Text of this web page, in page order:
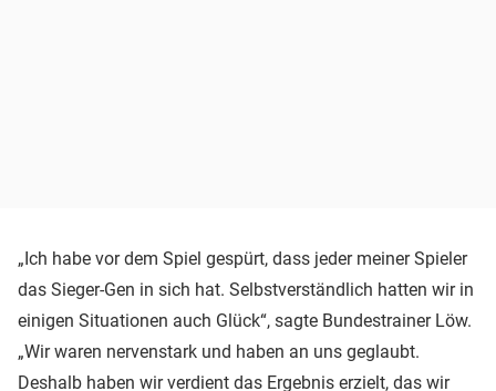
„Ich habe vor dem Spiel gespürt, dass jeder meiner Spieler
das Sieger-Gen in sich hat. Selbstverständlich hatten wir in
einigen Situationen auch Glück“, sagte Bundestrainer Löw.
„Wir waren nervenstark und haben an uns geglaubt.
Deshalb haben wir verdient das Ergebnis erzielt, das wir